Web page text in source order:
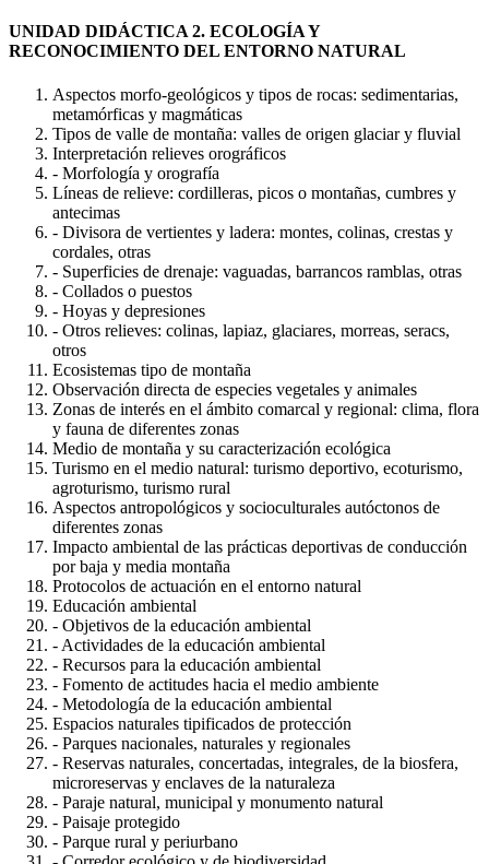
UNIDAD DIDÁCTICA 2. ECOLOGÍA Y
RECONOCIMIENTO DEL ENTORNO NATURAL
Aspectos morfo-geológicos y tipos de rocas: sedimentarias,
metamórficas y magmáticas
Tipos de valle de montaña: valles de origen glaciar y fluvial
Interpretación relieves orográficos
- Morfología y orografía
Líneas de relieve: cordilleras, picos o montañas, cumbres y
antecimas
- Divisora de vertientes y ladera: montes, colinas, crestas y
cordales, otras
- Superficies de drenaje: vaguadas, barrancos ramblas, otras
- Collados o puestos
- Hoyas y depresiones
- Otros relieves: colinas, lapiaz, glaciares, morreas, seracs,
otros
Ecosistemas tipo de montaña
Observación directa de especies vegetales y animales
Zonas de interés en el ámbito comarcal y regional: clima, flora
y fauna de diferentes zonas
Medio de montaña y su caracterización ecológica
Turismo en el medio natural: turismo deportivo, ecoturismo,
agroturismo, turismo rural
Aspectos antropológicos y socioculturales autóctonos de
diferentes zonas
Impacto ambiental de las prácticas deportivas de conducción
por baja y media montaña
Protocolos de actuación en el entorno natural
Educación ambiental
- Objetivos de la educación ambiental
- Actividades de la educación ambiental
- Recursos para la educación ambiental
- Fomento de actitudes hacia el medio ambiente
- Metodología de la educación ambiental
Espacios naturales tipificados de protección
- Parques nacionales, naturales y regionales
- Reservas naturales, concertadas, integrales, de la biosfera,
microreservas y enclaves de la naturaleza
- Paraje natural, municipal y monumento natural
- Paisaje protegido
- Parque rural y periurbano